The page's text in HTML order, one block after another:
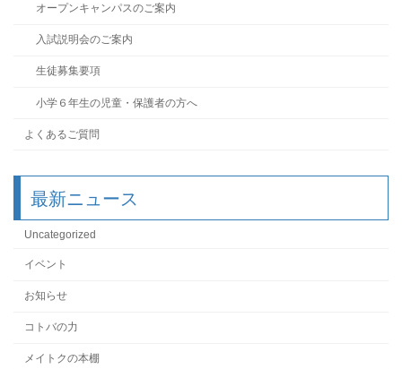
オープンキャンパスのご案内
入試説明会のご案内
生徒募集要項
小学６年生の児童・保護者の方へ
よくあるご質問
最新ニュース
Uncategorized
イベント
お知らせ
コトバの力
メイトクの本棚